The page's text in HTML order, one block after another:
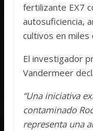
fertilizante EX7
autosuficiencia,
cultivos en miles
El investigador
Vandermeer
“Una iniciativa
contaminado
representa una